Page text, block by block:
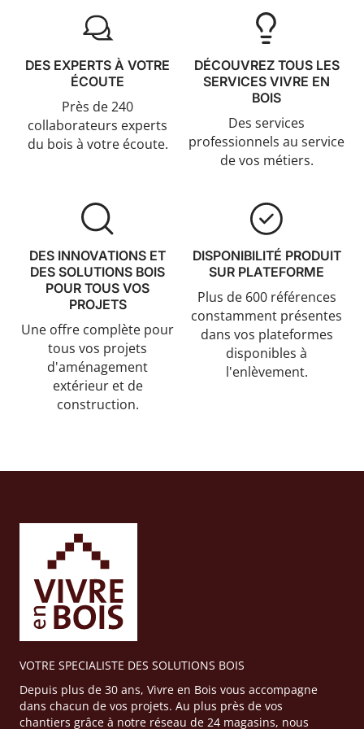
DES EXPERTS À VOTRE
ÉCOUTE
Près de 240
collaborateurs experts
du bois à votre écoute.
DÉCOUVREZ TOUS LES
SERVICES VIVRE EN
BOIS
Des services
professionnels au service
de vos métiers.
DES INNOVATIONS ET
DES SOLUTIONS BOIS
POUR TOUS VOS
PROJETS
Une offre complète pour
tous vos projets
d'aménagement
extérieur et de
construction.
DISPONIBILITÉ PRODUIT
SUR PLATEFORME
Plus de 600 références
constamment présentes
dans vos plateformes
disponibles à
l'enlèvement.
VOTRE SPECIALISTE DES SOLUTIONS BOIS
Depuis plus de 30 ans, Vivre en Bois vous accompagne
dans chacun de vos projets. Au plus près de vos
chantiers grâce à notre réseau de 24 magasins, nous